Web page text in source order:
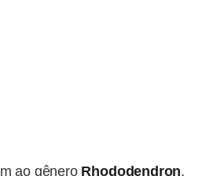
ao gênero Rhododendron,